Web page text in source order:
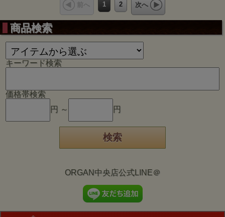
前へ 1 2 次へ
商品検索
キーワード検索
価格帯検索
円 ～
円
ORGAN中央店公式LINE＠